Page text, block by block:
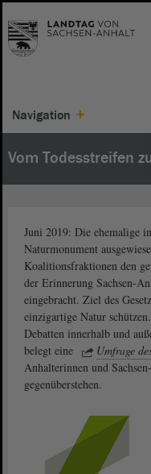
Navigation
Vom Todesstreifen
Juni 2019: Die ehemalige
Naturmonument
Koalitionsfraktionen den
der Erinnerung Sachsen-
eingebracht. Ziel des
einzigartige Natur
Debatten innerhalb und
belegt eine
Umfrage
Anhalterinnen und
gegenüberstehen.